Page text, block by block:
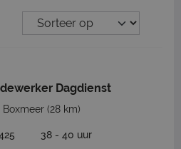
Dagdienst
Boxmeer (28 km)
38 - 40 uur